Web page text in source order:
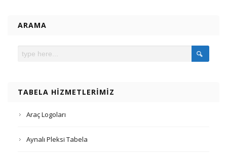
ARAMA
TABELA HIZMETLERIMIZ
Araç Logoları
Aynalı Pleksi Tabela